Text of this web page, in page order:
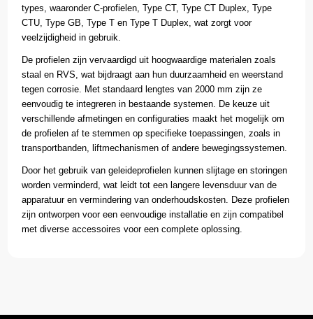
types, waaronder C-profielen, Type CT, Type CT Duplex, Type
CTU, Type GB, Type T en Type T Duplex, wat zorgt voor
veelzijdigheid in gebruik.
De profielen zijn vervaardigd uit hoogwaardige materialen zoals
staal en RVS, wat bijdraagt aan hun duurzaamheid en weerstand
tegen corrosie. Met standaard lengtes van 2000 mm zijn ze
eenvoudig te integreren in bestaande systemen. De keuze uit
verschillende afmetingen en configuraties maakt het mogelijk om
de profielen af te stemmen op specifieke toepassingen, zoals in
transportbanden, liftmechanismen of andere bewegingssystemen.
Door het gebruik van geleideprofielen kunnen slijtage en storingen
worden verminderd, wat leidt tot een langere levensduur van de
apparatuur en vermindering van onderhoudskosten. Deze profielen
zijn ontworpen voor een eenvoudige installatie en zijn compatibel
met diverse accessoires voor een complete oplossing.